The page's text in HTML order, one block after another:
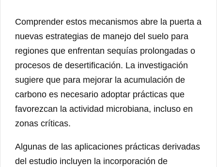
Comprender estos mecanismos abre la puerta a
nuevas estrategias de manejo del suelo para
regiones que enfrentan sequías prolongadas o
procesos de desertificación. La investigación
sugiere que para mejorar la acumulación de
carbono es necesario adoptar prácticas que
favorezcan la actividad microbiana, incluso en
zonas críticas.
Algunas de las aplicaciones prácticas derivadas
del estudio incluyen la incorporación de